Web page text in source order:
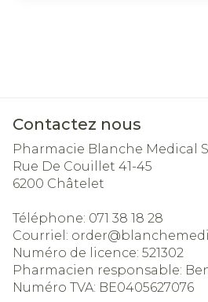
Contactez nous
Pharmacie Blanche Medical
Rue De Couillet 41-45
6200 Châtelet
Téléphone: 071 38 18 28
Courriel: order@
Numéro de licence: 521302
Pharmacien responsable:
Numéro TVA: BE0405627076